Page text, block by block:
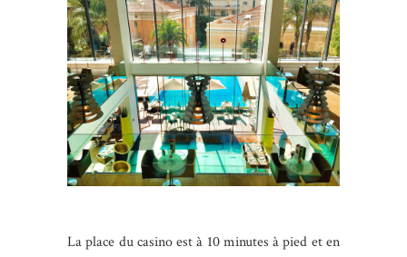
La place du casino est à 10 minutes à pied et en